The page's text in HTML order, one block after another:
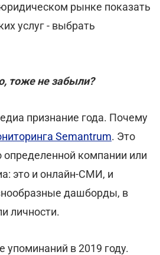
рынке показать
услуг - выбрать
тоже не забыли?
признание года. Почему
Semantrum. Это
определенной компании или
это и онлайн-СМИ, и
дашборды, в
личности.
упоминаний в 2019 году.